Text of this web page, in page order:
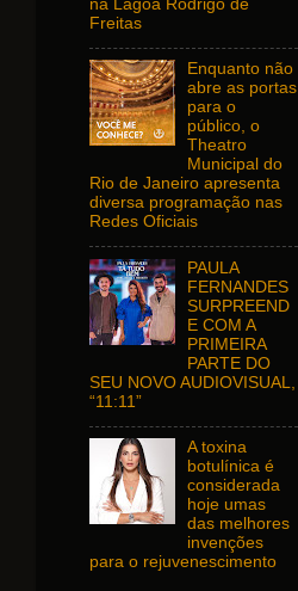
na Lagoa Rodrigo de
Freitas
Enquanto não
abre as portas
para o
público, o
Theatro
Municipal do
Rio de Janeiro apresenta
diversa programação nas
Redes Oficiais
PAULA
FERNANDES
SURPREEND
E COM A
PRIMEIRA
PARTE DO
SEU NOVO AUDIOVISUAL,
“11:11”
A toxina
botulínica é
considerada
hoje umas
das melhores
invenções
para o rejuvenescimento